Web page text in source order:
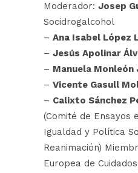
Moderador: Josep
Socidrogalcohol
– Ana Isabel López
– Jesús Apolinar
– Manuela Monleón
– Vicente Gasull
– Calixto Sánchez
(Comité de Ensayos
Igualdad y Política
Reanimación)
Europea de